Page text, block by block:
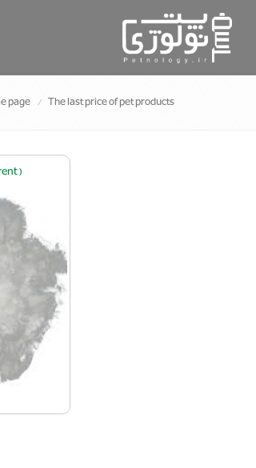
page The last price of pet products